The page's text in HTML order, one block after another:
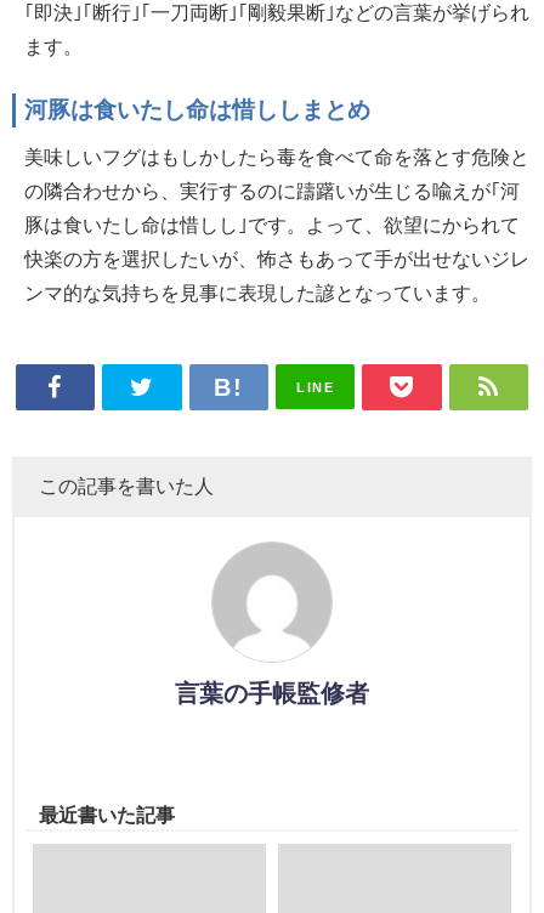
｢即決｣｢断行｣｢一刀両断｣｢剛毅果断｣などの言葉が挙げられ
ます。
河豚は食いたし命は惜ししまとめ
美味しいフグはもしかしたら毒を食べて命を落とす危険と
の隣合わせから、実行するのに躊躇いが生じる喩えが｢河
豚は食いたし命は惜しし｣です。よって、欲望にかられて
快楽の方を選択したいが、怖さもあって手が出せないジレ
ンマ的な気持ちを見事に表現した諺となっています。
LINE
この記事を書いた人
言葉の手帳監修者
最近書いた記事